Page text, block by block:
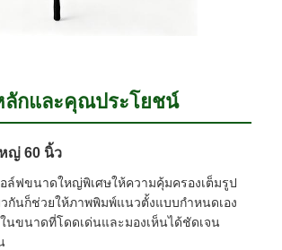
กและคุณประโยชน์
ญ่ 60 นิ้ว
ล์ฟขนาดใหญ่พิเศษให้ความคุ้มครองเต็มรูป
กันก็ช่วยให้ภาพพิมพ์แนวตั้งแบบกำหนดเอง
นขนาดที่โดดเด่นและมองเห็นได้ชัดเจน